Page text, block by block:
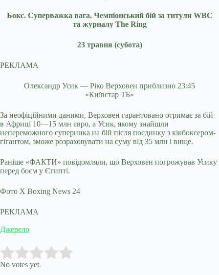
Бокс. Суперважка вага. Чемпіонський бій за титули WBC
та журналу The Ring
23 травня (субота)
РЕКЛАМА
Олександр Усик — Ріко Верховен приблизно 23:45
«Київстар ТБ»
За неофіційними даними, Верховен гарантовано отримає за бій
в Африці 10—15 млн євро, а Усик, якому знайшли
непереможного суперника на бій після поєдинку з кікбоксером-
гігантом, зможе розраховувати на суму від 35 млн і вище.
Раніше «ФАКТИ» повідомляли, що Верховен погрожував Усику
перед боєм у Єгипті.
Фото X Boxing News 24
РЕКЛАМА
Джерело
Rate this item:
No votes yet.